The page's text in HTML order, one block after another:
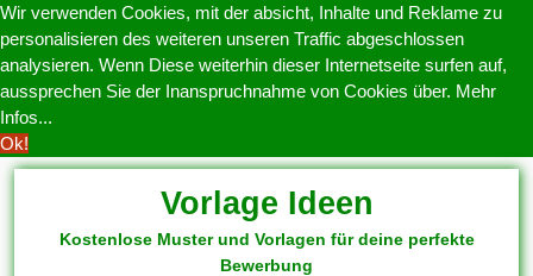
Wir verwenden Cookies, mit der absicht, Inhalte und Reklame zu
personalisieren des weiteren unseren Traffic abgeschlossen
analysieren. Wenn Diese weiterhin dieser Internetseite surfen auf,
aussprechen Sie der Inanspruchnahme von Cookies über. Mehr
Infos...
Ok!
Vorlage Ideen
Kostenlose Muster und Vorlagen für deine perfekte
Bewerbung